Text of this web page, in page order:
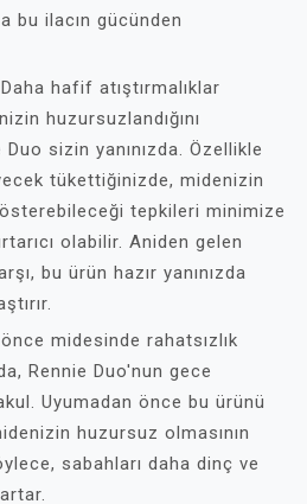
bu ilacın gücünden
hafif atıştırmalıklar
huzursuzlandığını
sizin yanınızda. Özellikle
tükettiğinizde, midenizin
tepkileri minimize
olabilir. Aniden gelen
bu ürün hazır yanınızda
midesinde rahatsızlık
Rennie Duo'nun gece
Uyumadan önce bu ürünü
huzursuz olmasının
sabahları daha dinç ve